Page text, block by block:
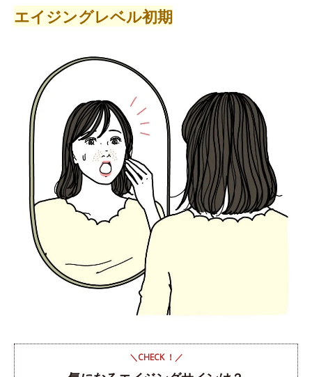
エイジングレベル初期
＼CHECK ！／